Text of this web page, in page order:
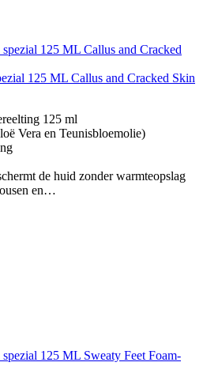
125 ML Callus and Cracked Skin
125 ml
Vera en Teunisbloemolie)
de huid zonder warmteopslag
en…